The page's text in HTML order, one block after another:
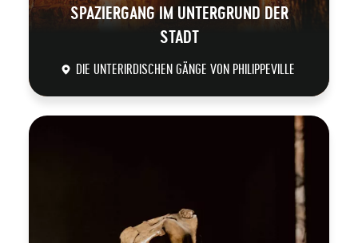
SPAZIERGANG IM UNTERGRUND DER
STADT
DIE UNTERIRDISCHEN GÄNGE VON PHILIPPEVILLE